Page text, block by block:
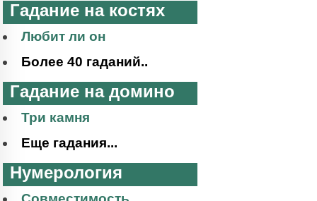
Гадание на костях
Любит ли он
Более 40 гаданий..
Гадание на домино
Три камня
Еще гадания...
Нумерология